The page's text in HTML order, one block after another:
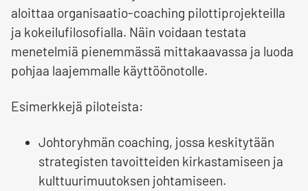
aloittaa organisaatio-coaching pilottiprojekteilla
ja kokeilufilosofialla. Näin voidaan testata
menetelmiä pienemmässä mittakaavassa ja luoda
pohjaa laajemmalle käyttöönotolle.
Esimerkkejä piloteista:
Johtoryhmän coaching, jossa keskitytään
strategisten tavoitteiden kirkastamiseen ja
kulttuurimuutoksen johtamiseen.